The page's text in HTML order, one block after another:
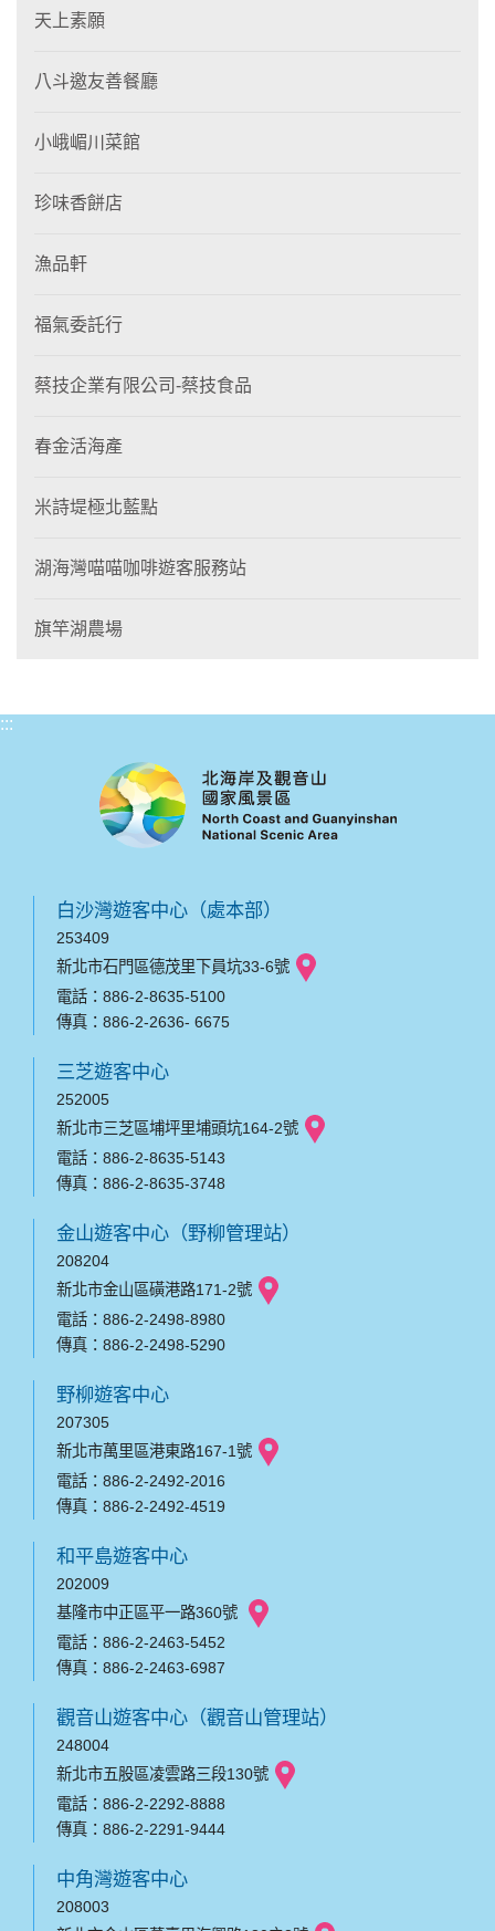
天上素願
八斗邀友善餐廳
小峨嵋川菜館
珍味香餅店
漁品軒
福氣委託行
蔡技企業有限公司-蔡技食品
春金活海產
米詩堤極北藍點
湖海灣喵喵咖啡遊客服務站
旗竿湖農場
:::
白沙灣遊客中心（處本部）
253409
新北市石門區德茂里下員坑33-6號
電話：886-2-8635-5100
傳真：886-2-2636- 6675
三芝遊客中心
252005
新北市三芝區埔坪里埔頭坑164-2號
電話：886-2-8635-5143
傳真：886-2-8635-3748
金山遊客中心（野柳管理站）
208204
新北市金山區磺港路171-2號
電話：886-2-2498-8980
傳真：886-2-2498-5290
野柳遊客中心
207305
新北市萬里區港東路167-1號
電話：886-2-2492-2016
傳真：886-2-2492-4519
和平島遊客中心
202009
基隆市中正區平一路360號
電話：886-2-2463-5452
傳真：886-2-2463-6987
觀音山遊客中心（觀音山管理站）
248004
新北市五股區凌雲路三段130號
電話：886-2-2292-8888
傳真：886-2-2291-9444
中角灣遊客中心
208003